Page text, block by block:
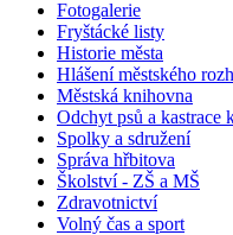
Fotogalerie
Fryštácké listy
Historie města
Hlášení městského
Městská knihovna
Odchyt psů a kastrace
Spolky a sdružení
Správa hřbitova
Školství - ZŠ a MŠ
Zdravotnictví
Volný čas a sport